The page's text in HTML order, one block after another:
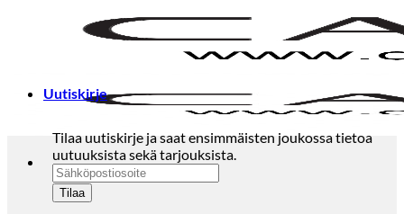
Uutiskirje
Tilaa uutiskirje ja saat ensimmäisten joukossa tietoa
uutuuksista sekä tarjouksista.